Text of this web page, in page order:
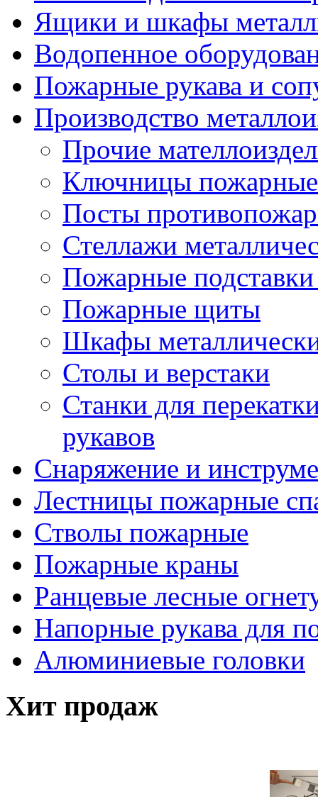
Ящики и шкафы
Водопенное
Пожарные рукава и
Производство
Прочие
Ключницы пожарные
Посты
Стеллажи
Пожарные
Пожарные щиты
Шкафы
Столы и верстаки
Станки для
рукавов
Снаряжение и
Лестницы пожарные
Стволы пожарные
Пожарные краны
Ранцевые лесные
Напорные рукава для
Алюминиевые головки
Хит продаж